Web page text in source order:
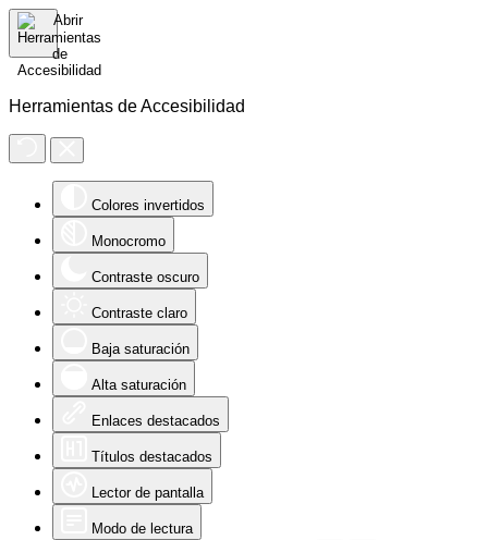
Herramientas de Accesibilidad
Colores invertidos
Monocromo
Contraste oscuro
Contraste claro
Baja saturación
Alta saturación
Enlaces destacados
Títulos destacados
Lector de pantalla
Modo de lectura